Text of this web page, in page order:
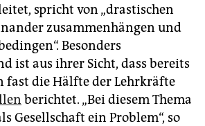
spricht von „drastischen
zusammenhängen und
Besonders
ist aus ihrer Sicht, dass bereits
fast die Hälfte der Lehrkräfte
berichtet. „Bei diesem Thema
Gesellschaft ein Problem“, so